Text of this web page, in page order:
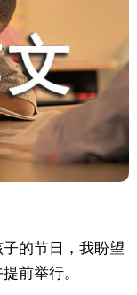
的节日，我盼望
前举行。